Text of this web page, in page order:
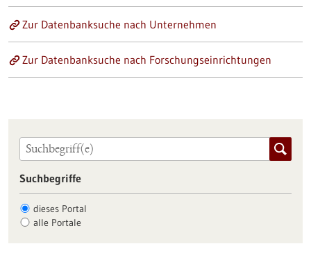
Zur Datenbanksuche nach Unternehmen
Zur Datenbanksuche nach Forschungseinrichtungen
Suchbegriffe
dieses Portal
alle Portale